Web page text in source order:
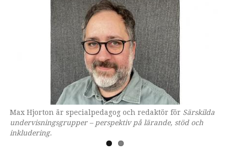
Max Hjorton är specialpedagog och redaktör för Särskilda
undervisningsgrupper – perspektiv på lärande, stöd och
inkludering.
Omslaget till boken som ges ut av Lärarförlaget.